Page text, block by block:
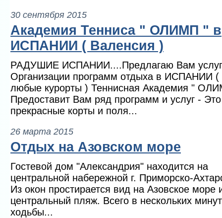
30 сентября 2015
Академия Тенниса " ОЛИМП " в
ИСПАНИИ ( Валенсия )
РАДУШИЕ ИСПАНИИ....Предлагаю Вам
Организации программ отдыха в ИСПАНИИ (
любые курорты ) Теннисная Академия "
Предоставит Вам ряд программ и услуг - Это
прекрасные корты и поля...
26 марта 2015
Отдых на Азовском море
Гостевой дом "Александрия" находится на
центральной набережной г. Приморско-
Из окон простирается вид на Азовское море
центральный пляж. Всего в нескольких
ходьбы...